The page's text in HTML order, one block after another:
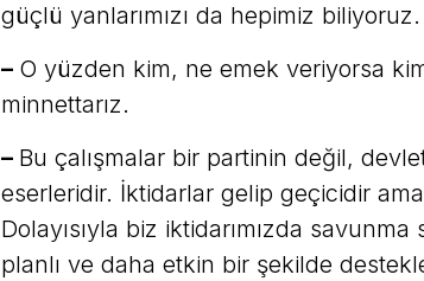
güçlü yanlarımızı da hepimiz biliyoruz.
– O yüzden kim, ne emek veriyorsa
minnettarız.
– Bu çalışmalar bir partinin değil,
eserleridir. İktidarlar gelip geçicidir
Dolayısıyla biz iktidarımızda
planlı ve daha etkin bir şekilde